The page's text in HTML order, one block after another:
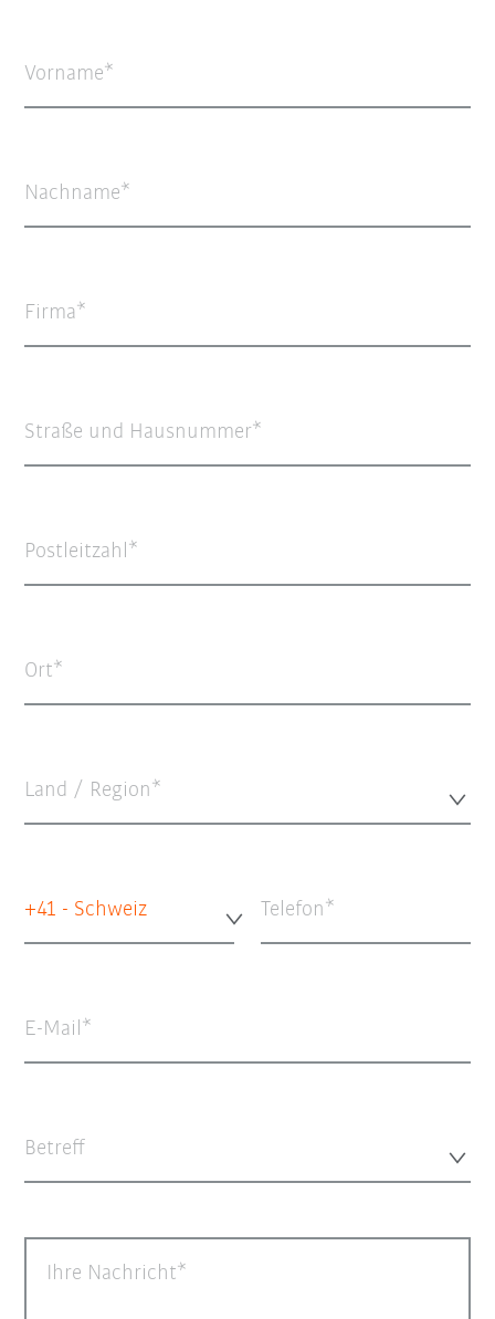
Vorname
Nachname
Firma
Straße und Hausnummer
Postleitzahl
Ort
Land / Region*
+41 - Schweiz Telefon
E-Mail
Betreff
Ihre Nachricht